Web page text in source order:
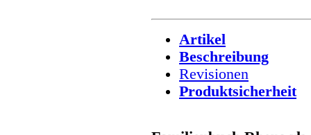
Artikel
Beschreibung
Revisionen
Produktsicherheit